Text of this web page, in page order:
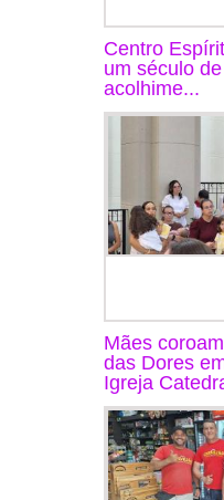
Centro
um século
acolhime...
Mães
das Dores
Igreja